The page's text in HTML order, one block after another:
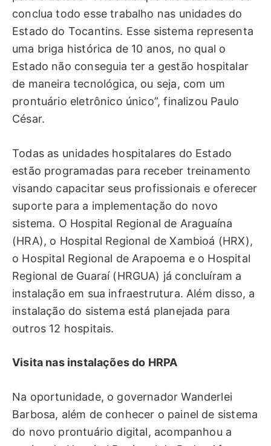
conclua todo esse trabalho nas unidades do
Estado do Tocantins. Esse sistema representa
uma briga histórica de 10 anos, no qual o
Estado não conseguia ter a gestão hospitalar
de maneira tecnológica, ou seja, com um
prontuário eletrônico único”, finalizou Paulo
César.
Todas as unidades hospitalares do Estado
estão programadas para receber treinamento
visando capacitar seus profissionais e oferecer
suporte para a implementação do novo
sistema. O Hospital Regional de Araguaína
(HRA), o Hospital Regional de Xambioá (HRX),
o Hospital Regional de Arapoema e o Hospital
Regional de Guaraí (HRGUA) já concluíram a
instalação em sua infraestrutura. Além disso, a
instalação do sistema está planejada para
outros 12 hospitais.
Visita nas instalações do HRPA
Na oportunidade, o governador Wanderlei
Barbosa, além de conhecer o painel de sistema
do novo prontuário digital, acompanhou a